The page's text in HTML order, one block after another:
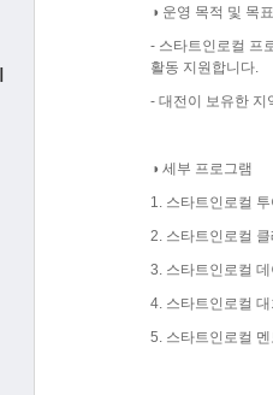
MVP 제작지원
지역연합 창업활성화Ⅰ-
RE-mastering​
제품개선 및 시장검증​
◑ 운영 목적 및 목표
- 스타트인로컬 프
활동 지원합니다.
- 대전이 보유한 지
◑ 세부 프로그램
1. 스타트인로컬
2. 스타트인로컬
3. 스타트인로컬
4. 스타트인로컬
5. 스타트인로컬